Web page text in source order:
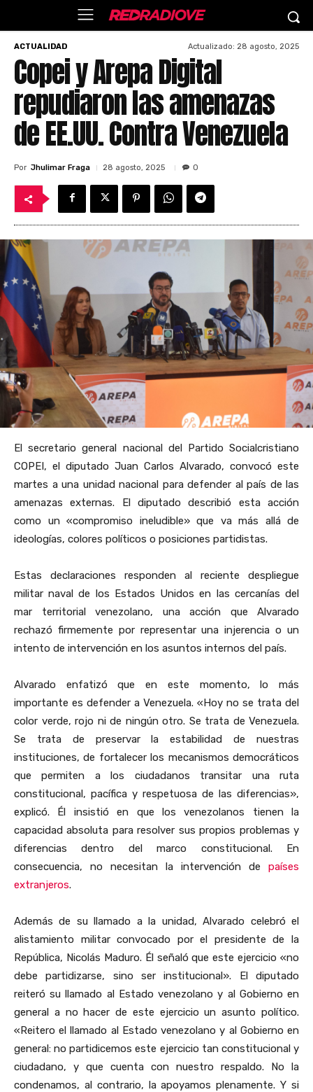
ACTUALIDAD Actualizado: 28 agosto, 2025
Copei y Arepa Digital
repudiaron las amenazas
de EE.UU. Contra Venezuela
Por Jhulimar Fraga 28 agosto, 2025 0
El secretario general nacional del Partido Socialcristiano
COPEI, el diputado Juan Carlos Alvarado, convocó este
martes a una unidad nacional para defender al país de las
amenazas externas. El diputado describió esta acción
como un «compromiso ineludible» que va más allá de
ideologías, colores políticos o posiciones partidistas.
Estas declaraciones responden al reciente despliegue
militar naval de los Estados Unidos en las cercanías del
mar territorial venezolano, una acción que Alvarado
rechazó firmemente por representar una injerencia o un
intento de intervención en los asuntos internos del país.
Alvarado enfatizó que en este momento, lo más
importante es defender a Venezuela. «Hoy no se trata del
color verde, rojo ni de ningún otro. Se trata de Venezuela.
Se trata de preservar la estabilidad de nuestras
instituciones, de fortalecer los mecanismos democráticos
que permiten a los ciudadanos transitar una ruta
constitucional, pacífica y respetuosa de las diferencias»,
explicó. Él insistió en que los venezolanos tienen la
capacidad absoluta para resolver sus propios problemas y
diferencias dentro del marco constitucional. En
consecuencia, no necesitan la intervención de países
extranjeros.
Además de su llamado a la unidad, Alvarado celebró el
alistamiento militar convocado por el presidente de la
República, Nicolás Maduro. Él señaló que este ejercicio «no
debe partidizarse, sino ser institucional». El diputado
reiteró su llamado al Estado venezolano y al Gobierno en
general a no hacer de este ejercicio un asunto político.
«Reitero el llamado al Estado venezolano y al Gobierno en
general: no partidicemos este ejercicio tan constitucional y
ciudadano, y que cuenta con nuestro respaldo. No la
condenamos, al contrario, la apoyamos plenamente. Y si